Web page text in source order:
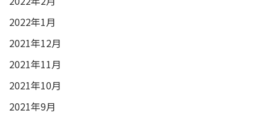
2022年1月
2021年12月
2021年11月
2021年10月
2021年9月